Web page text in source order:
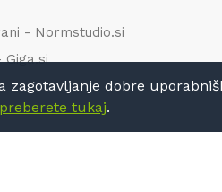
- Normstudio.si
zagotavljanje dobre
preberete tukaj.